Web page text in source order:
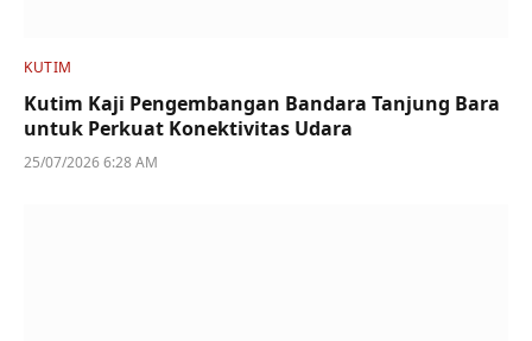
KUTIM
Kutim Kaji Pengembangan Bandara Tanjung Bara
untuk Perkuat Konektivitas Udara
25/07/2026 6:28 AM